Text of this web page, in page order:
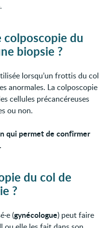
du
biopsie ?
lorsqu’un frottis du col
anormales. La colposcopie
cellules précancéreuses
ou non.
qui permet de confirmer
.
du col de
?
(gynécologue) peut faire